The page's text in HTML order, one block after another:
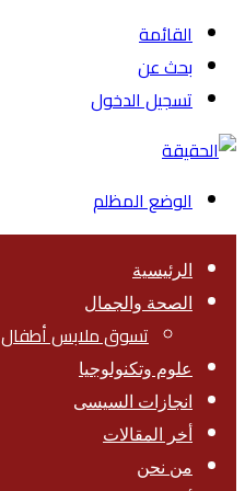
القائمة
بحث عن
تسجيل الدخول
الوضع المظلم
الرئيسية
الصحة والجمال
تسوق ملابس أطفال
علوم وتكنولوجيا
انجازات السيسى
أخر المقالات
من نحن